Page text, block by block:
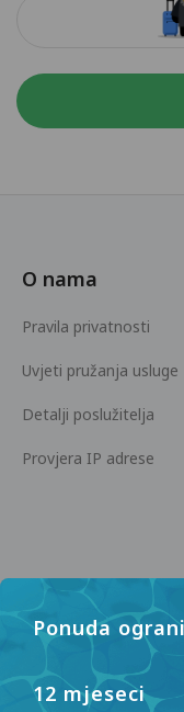
Ponuda
12 mjeseci
O nama
Pravila privatnosti
Uvjeti pružanja usluge
Detalji poslužitelja
Provjera IP adrese
Centar za pomoć
panda7x24@gmail.com